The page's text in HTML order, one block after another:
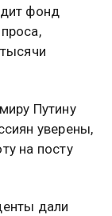
фонд
Путину
уверены,
на посту
дали